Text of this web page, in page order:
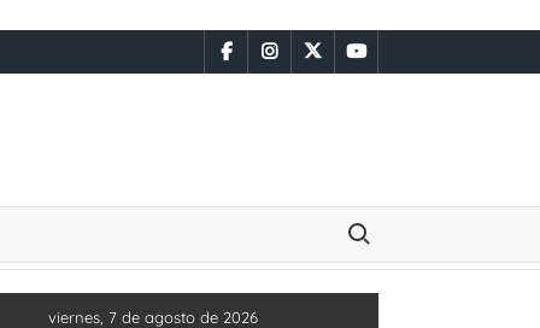
facebookinstagram
x youtube
Buscar:
viernes, 7 de agosto de 2026